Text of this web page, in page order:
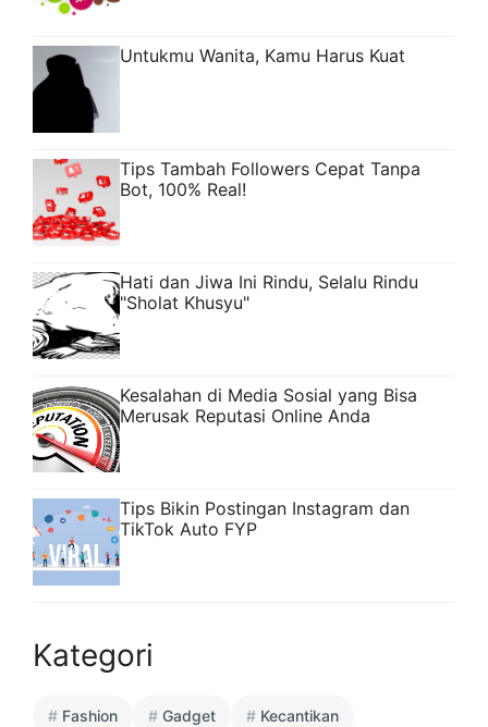
Untukmu Wanita, Kamu Harus Kuat
Tips Tambah Followers Cepat Tanpa
Bot, 100% Real!
Hati dan Jiwa Ini Rindu, Selalu Rindu
"Sholat Khusyu"
Kesalahan di Media Sosial yang Bisa
Merusak Reputasi Online Anda
Tips Bikin Postingan Instagram dan
TikTok Auto FYP
Kategori
Fashion Gadget Kecantikan